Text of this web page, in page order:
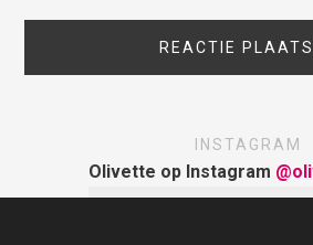
INSTAGRAM
Olivette op Instagram